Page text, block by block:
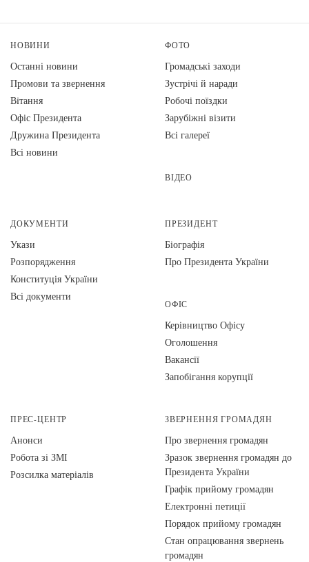
НОВИНИ
Останні новини
Промови та звернення
Вiтання
Офіс Президента
Дружина Президента
Всі новини
ФОТО
Громадські заходи
Зустрічі й наради
Робочі поїздки
Зарубіжні візити
Всі галереї
ВІДЕО
ДОКУМЕНТИ
Укази
Розпорядження
Конституція України
Всі документи
ПРЕЗИДЕНТ
Біографія
Про Президента України
ОФІС
Керівництво Офісу
Оголошення
Вакансії
Запобігання корупції
ПРЕС-ЦЕНТР
Анонси
Робота зі ЗМІ
Розсилка матеріалів
ЗВЕРНЕННЯ ГРОМАДЯН
Про звернення громадян
Зразок звернення громадян до
Президента України
Графік прийому громадян
Електронні петиції
Порядок прийому громадян
Стан опрацювання звернень
громадян